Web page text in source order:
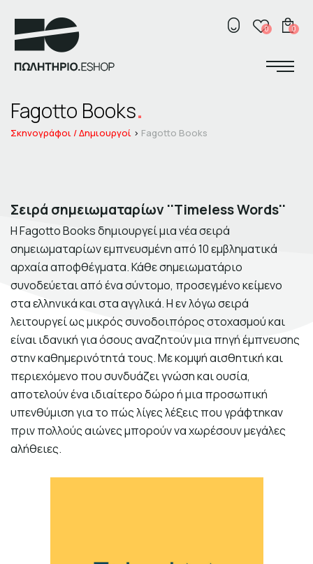
Σκηνογράφοι /
Δημιουργοί
Κεντρικό Βιβλιοπωλείο
0 0
ΚΟΣΜΗΜΑΤΑ
ΣΠΙΤΙ
ΓΡΑΦΕΙΟ
ΑΞΕΣΟΥΑΡ
ΠΑΙΔΙ
Σχετικά με το πωλητήριο
Σκηνογράφοι / Δημιουργοί
Κεντρικό Βιβλιοπωλείο
Πωλητήριο Rex
Πωλητήριο Επίδαυρος
Προτάσεις συνεργασίας
Τρόποι πληρωμής
Fagotto Books
Σκηνογράφοι / Δημιουργοί Fagotto Books
Σειρά σημειωματαρίων ''Timeless Words''
H Fagotto Books δημιουργεί μια νέα σειρά
σημειωματαρίων εμπνευσμένη από 10 εμβληματικά
αρχαία αποφθέγματα. Κάθε σημειωματάριο
συνοδεύεται από ένα σύντομο, προσεγμένο κείμενο
στα ελληνικά και στα αγγλικά. Η εν λόγω σειρά
λειτουργεί ως μικρός συνοδοιπόρος στοχασμού και
είναι ιδανική για όσους αναζητούν μια πηγή έμπνευσης
στην καθημερινότητά τους. Με κομψή αισθητική και
περιεχόμενο που συνδυάζει γνώση και ουσία,
αποτελούν ένα ιδιαίτερο δώρο ή μια προσωπική
υπενθύμιση για το πώς λίγες λέξεις που γράφτηκαν
πριν πολλούς αιώνες μπορούν να χωρέσουν μεγάλες
αλήθειες.